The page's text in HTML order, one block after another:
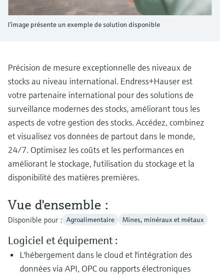
l'application
Device Viewer
Recherche de pièces détachées
tapant la racine/le code du produit et
accédez aux données spécifiques, vues
éclatées et notices de montage des appareils
pour un remplacement/réparation rapide.
Mesure du niveau par barrière à
Voir tous
Analyseurs de dureté, fer, etc.
ondes
Technologie Memosens
Voir tous
décisionnels
l’image présente un exemple de solution disponible
Précision de mesure exceptionnelle des niveaux de
stocks au niveau international. Endress+Hauser est
votre partenaire international pour des solutions de
surveillance modernes des stocks, améliorant tous les
aspects de votre gestion des stocks. Accédez, combinez
et visualisez vos données de partout dans le monde,
24/7. Optimisez les coûts et les performances en
améliorant le stockage, l'utilisation du stockage et la
disponibilité des matières premières.
Vue d'ensemble :
Disponible pour : Agroalimentaire Mines, minéraux et métaux
Logiciel et équipement :
L'hébergement dans le cloud et l'intégration des
données via API, OPC ou rapports électroniques